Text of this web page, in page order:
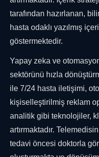
tarafından hazırlanan,
hasta odaklı yazılmış
göstermektedir.
Yapay zeka ve
sektörünü hızla
ile 7/24 hasta iletişimi,
kişiselleştirilmiş reklam
analitik gibi teknolojiler,
artırmaktadır.
tedavi öncesi doktorla